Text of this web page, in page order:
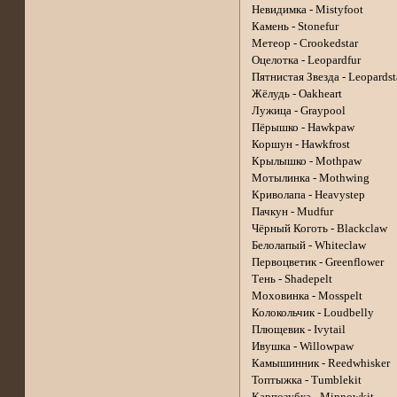
Невидимка - Mistyfoot
Камень - Stonefur
Метеор - Crookedstar
Оцелотка - Leopardfur
Пятнистая Звезда -
Жёлудь - Oakheart
Лужица - Graypool
Пёрышко - Hawkpaw
Коршун - Hawkfrost
Крылышко - Mothpaw
Мотылинка - Mothwing
Криволапа - Heavystep
Пачкун - Mudfur
Чёрный Коготь - Blackclaw
Белолапый - Whiteclaw
Первоцветик - Greenflower
Тень - Shadepelt
Моховинка - Mosspelt
Колокольчик - Loudbelly
Плющевик - Ivytail
Ивушка - Willowpaw
Камышинник - Reedwhisker
Топтыжка - Tumblekit